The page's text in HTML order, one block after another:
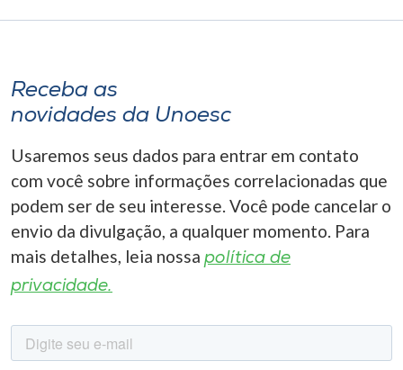
Receba as
novidades da Unoesc
Usaremos seus dados para entrar em contato
com você sobre informações correlacionadas que
podem ser de seu interesse. Você pode cancelar o
envio da divulgação, a qualquer momento. Para
mais detalhes, leia nossa política de
privacidade.